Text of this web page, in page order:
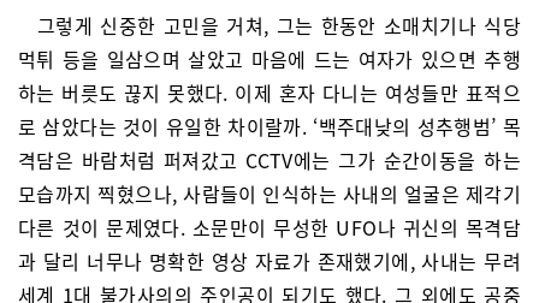
그렇게 신중한 고민을 거쳐, 그는 한동안 소매치기나 식당
먹튀 등을 일삼으며 살았고 마음에 드는 여자가 있으면 추행
하는 버릇도 끊지 못했다. 이제 혼자 다니는 여성들만 표적으
로 삼았다는 것이 유일한 차이랄까. ‘백주대낮의 성추행범’ 목
격담은 바람처럼 퍼져갔고 CCTV에는 그가 순간이동을 하는
모습까지 찍혔으나, 사람들이 인식하는 사내의 얼굴은 제각기
다른 것이 문제였다. 소문만이 무성한 UFO나 귀신의 목격담
과 달리 너무나 명확한 영상 자료가 존재했기에, 사내는 무려
세계 1대 불가사의의 주인공이 되기도 했다. 그 외에도 공중